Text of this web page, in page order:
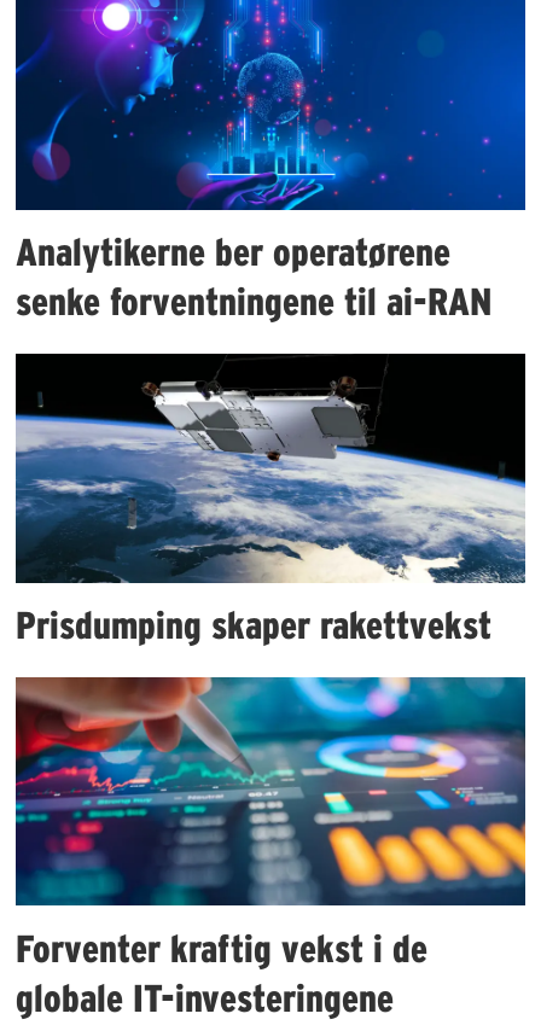
Analytikerne ber operatørene
senke forventningene til ai-RAN
Prisdumping skaper rakettvekst
Forventer kraftig vekst i de
globale IT-investeringene